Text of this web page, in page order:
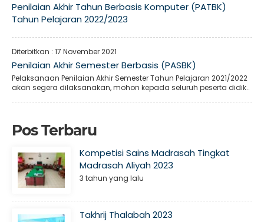
Penilaian Akhir Tahun Berbasis Komputer (PATBK)
Tahun Pelajaran 2022/2023
Diterbitkan : 17 November 2021
Penilaian Akhir Semester Berbasis (PASBK)
Pelaksanaan Penilaian Akhir Semester Tahun Pelajaran 2021/2022
akan segera dilaksanakan, mohon kepada seluruh peserta didik..
Pos Terbaru
Kompetisi Sains Madrasah Tingkat
Madrasah Aliyah 2023
3 tahun yang lalu
Takhrij Thalabah 2023